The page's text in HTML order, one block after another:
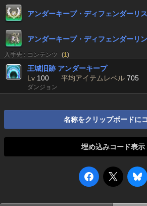
アンダーキープ・ディフェンダーリ
アンダーキープ・ディフェンダーリ
入手先 : コンテンツ (1)
王城旧跡 アンダーキープ
Lv 100 平均アイテムレベル 705
ダンジョン
名称をクリップボードに
埋め込みコード表示